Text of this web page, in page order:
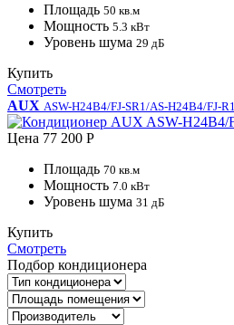
Площадь 50 кв.м
Мощность 5.3 кВт
Уровень шума 29 дБ
Купить
Смотреть
AUX ASW-H24B4/FJ-SR1/AS-H24B4/FJ-R1
Цена 77 200 Р
Площадь 70 кв.м
Мощность 7.0 кВт
Уровень шума 31 дБ
Купить
Смотреть
Подбор кондиционера